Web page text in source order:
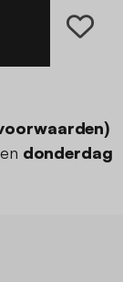
)
en donderdag